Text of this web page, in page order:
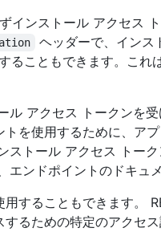
インストール アクセス
ヘッダーで、インス
こともできます。これ
ル アクセス トークンを
を使用するために、ア
ストール アクセス トー
ンドポイントのドキュ
することもできます。
るための特定のアクセス